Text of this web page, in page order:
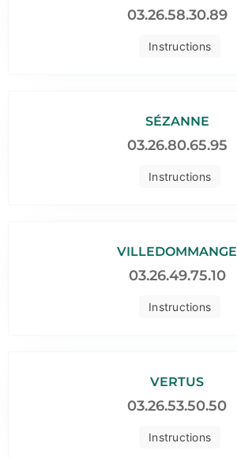
Instructions
03.26.58.30.89
Instructions
SÉZANNE
03.26.80.65.95
Instructions
VILLEDOMMANGE
03.26.49.75.10
Instructions
VERTUS
03.26.53.50.50